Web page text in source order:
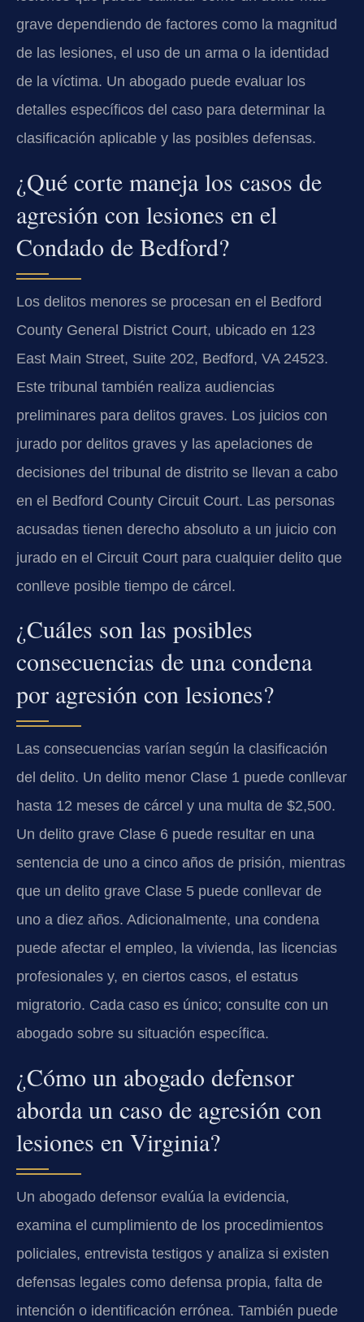
grave dependiendo de factores como la magnitud
de las lesiones, el uso de un arma o la identidad
de la víctima. Un abogado puede evaluar los
detalles específicos del caso para determinar la
clasificación aplicable y las posibles defensas.
¿Qué corte maneja los casos de
agresión con lesiones en el
Condado de Bedford?
Los delitos menores se procesan en el Bedford
County General District Court, ubicado en 123
East Main Street, Suite 202, Bedford, VA 24523.
Este tribunal también realiza audiencias
preliminares para delitos graves. Los juicios con
jurado por delitos graves y las apelaciones de
decisiones del tribunal de distrito se llevan a cabo
en el Bedford County Circuit Court. Las personas
acusadas tienen derecho absoluto a un juicio con
jurado en el Circuit Court para cualquier delito que
conlleve posible tiempo de cárcel.
¿Cuáles son las posibles
consecuencias de una condena
por agresión con lesiones?
Las consecuencias varían según la clasificación
del delito. Un delito menor Clase 1 puede conllevar
hasta 12 meses de cárcel y una multa de $2,500.
Un delito grave Clase 6 puede resultar en una
sentencia de uno a cinco años de prisión, mientras
que un delito grave Clase 5 puede conllevar de
uno a diez años. Adicionalmente, una condena
puede afectar el empleo, la vivienda, las licencias
profesionales y, en ciertos casos, el estatus
migratorio. Cada caso es único; consulte con un
abogado sobre su situación específica.
¿Cómo un abogado defensor
aborda un caso de agresión con
lesiones en Virginia?
Un abogado defensor evalúa la evidencia,
examina el cumplimiento de los procedimientos
policiales, entrevista testigos y analiza si existen
defensas legales como defensa propia, falta de
intención o identificación errónea. También puede